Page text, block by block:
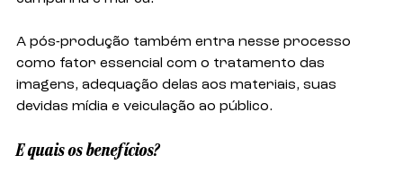
A pós-produção também entra nesse processo
como fator essencial com o tratamento das
imagens, adequação delas aos materiais, suas
devidas mídia e veiculação ao público.
E quais os benefícios?